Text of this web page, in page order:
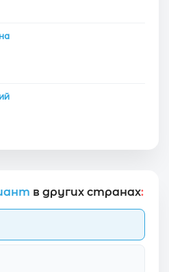
в других странах: